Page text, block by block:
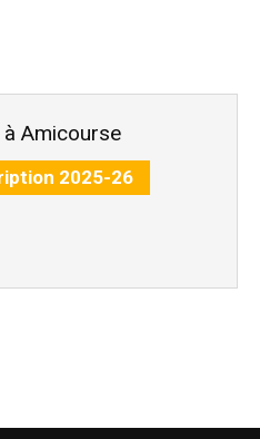
Amicourse
2025-26